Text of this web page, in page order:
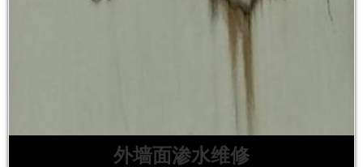
外墙面渗水维修